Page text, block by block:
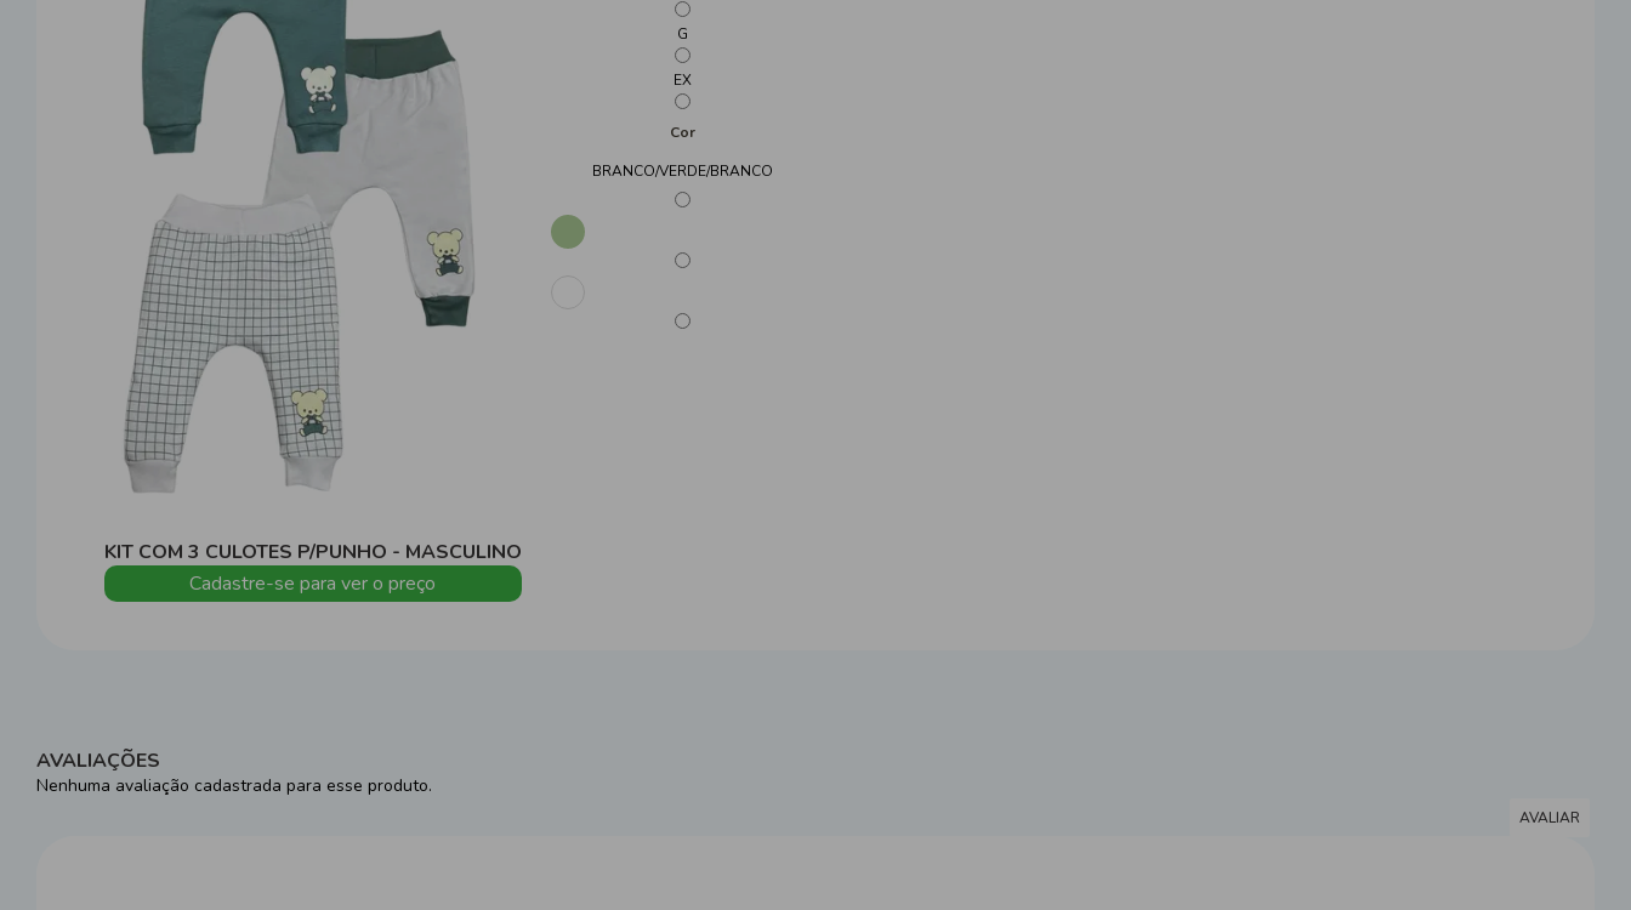
KIT COM 3 CULOTES P/PUNHO - MASCULINO
Cadastre-se para ver o preço
G
EX
Cor
BRANCO/VERDE/BRANCO
AVALIAÇÕES
Nenhuma avaliação cadastrada para esse produto.